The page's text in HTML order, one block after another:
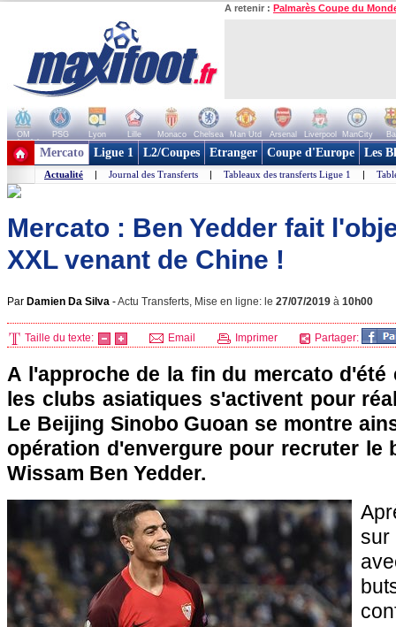
A retenir : Palmarès Coupe du
OM PSG Lyon Lille Monaco Chelsea Man Utd Arsenal Liverpool ManCity
+ de clubs
Mercato Ligue 1 L2/Coupes Etranger Coupe d'Europe Les
Actualité | Journal des Transferts | Tableaux des transferts Ligue 1 |
Mercato : Ben Yedder fait
XXL venant de Chine !
Par Damien Da Silva -Actu Transferts, Mise en ligne: le 27/07/2019 à 10h00
Taille du texte: Email Imprimer Partager:
A l'approche de la fin du mercato d'été
les clubs asiatiques s'activent pour
Le Beijing Sinobo Guoan se montre
opération d'envergure pour recruter le
Wissam Ben Yedder.